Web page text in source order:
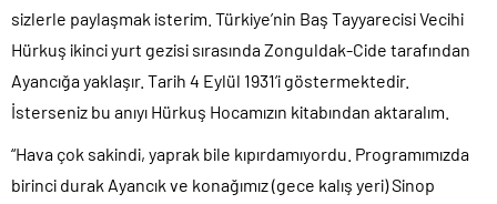
sizlerle paylaşmak isterim. Türkiye’nin Baş Tayyarecisi Vecihi
Hürkuş ikinci yurt gezisi sırasında Zonguldak-Cide tarafından
Ayancığa yaklaşır. Tarih 4 Eylül 1931’i göstermektedir.
İsterseniz bu anıyı Hürkuş Hocamızın kitabından aktaralım.
“Hava çok sakindi, yaprak bile kıpırdamıyordu. Programımızda
birinci durak Ayancık ve konağımız (gece kalış yeri) Sinop